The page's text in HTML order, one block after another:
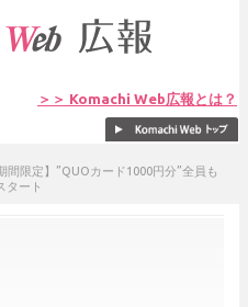
＞＞ Komachi Web広報とは？
間限定】”QUOカード1000円分”全員も
タート